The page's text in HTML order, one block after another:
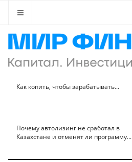
Как копить, чтобы зарабатывать...
Почему автолизинг не сработал в
Казахстане и отменят ли программу...